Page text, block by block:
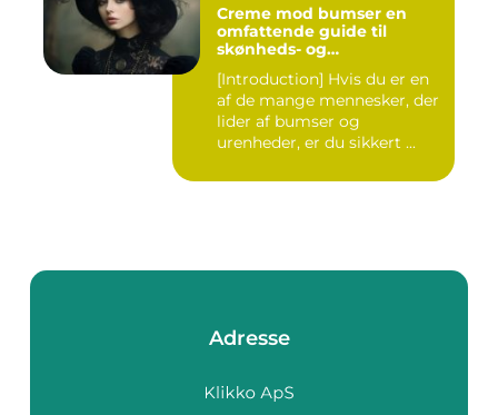
Creme mod bumser en
omfattende guide til
skønheds- og
[Introduction] Hvis du er en
af de mange mennesker, der
lider af bumser og
urenheder, er du sikkert ...
Adresse